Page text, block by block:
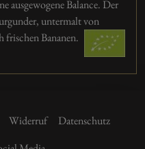
ausgewogene Balance. Der
untermalt von
frischen Bananen.
Widerruf
Datenschutz